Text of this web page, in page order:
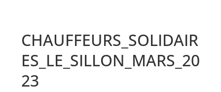
CHAUFFEURS_SOLIDAIR
ES_LE_SILLON_MARS_20
23